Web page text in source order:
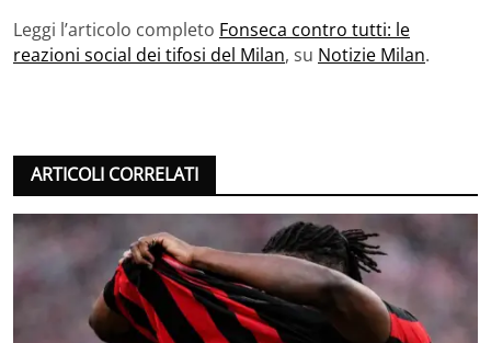
Leggi l’articolo completo Fonseca contro tutti: le
reazioni social dei tifosi del Milan, su Notizie Milan.
ARTICOLI CORRELATI